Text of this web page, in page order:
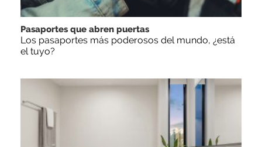
Pasaportes que abren puertas
Los pasaportes más poderosos del mundo, ¿está
el tuyo?